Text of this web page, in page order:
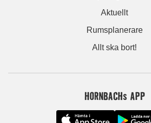
Aktuellt
Rumsplanerare
Allt ska bort!
HORNBACHs APP